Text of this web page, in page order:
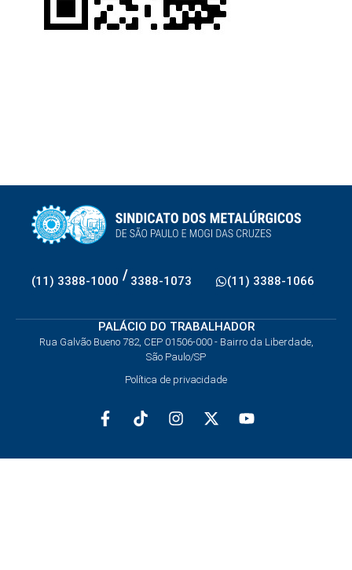
(11) 3388-1000 / 3388-1073 (11) 3388-1066
PALÁCIO DO TRABALHADOR
Rua Galvão Bueno 782, CEP 01506-000 - Bairro da Liberdade,
São Paulo/SP
Política de privacidade